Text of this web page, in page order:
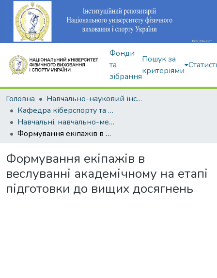
Фонди
та
зібрання
Пошук за
критеріями
Головна
Навчально-науковий інститут здоров'я, реабілітації та фізичного виховання
Кафедра кіберспорту та інформаційних технологій
Навчальні, навчально-методичні видання
Формування екіпажів в веслуванні академічному на етапі підготовки до вищих досягнень
Формування екіпажів в
веслуванні академічному на етапі
підготовки до вищих досягнень